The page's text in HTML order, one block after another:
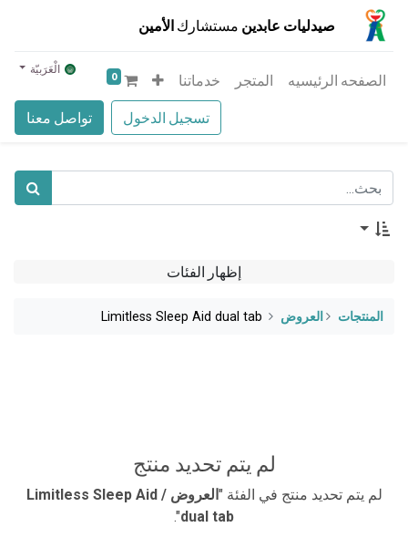
صيدليات عابدين مستشارك الأمين
تسجيل الدخول تواصل معنا
الصفحه الرئيسيه المتجر خدماتنا 0 الْعَرَبيّة
إظهار الفئات
المنتجات ​العروض Limitless Sleep Aid dual tab
لم يتم تحديد منتج
لم يتم تحديد منتج في الفئة "
​العروض / Limitless Sleep Aid
dual tab
".